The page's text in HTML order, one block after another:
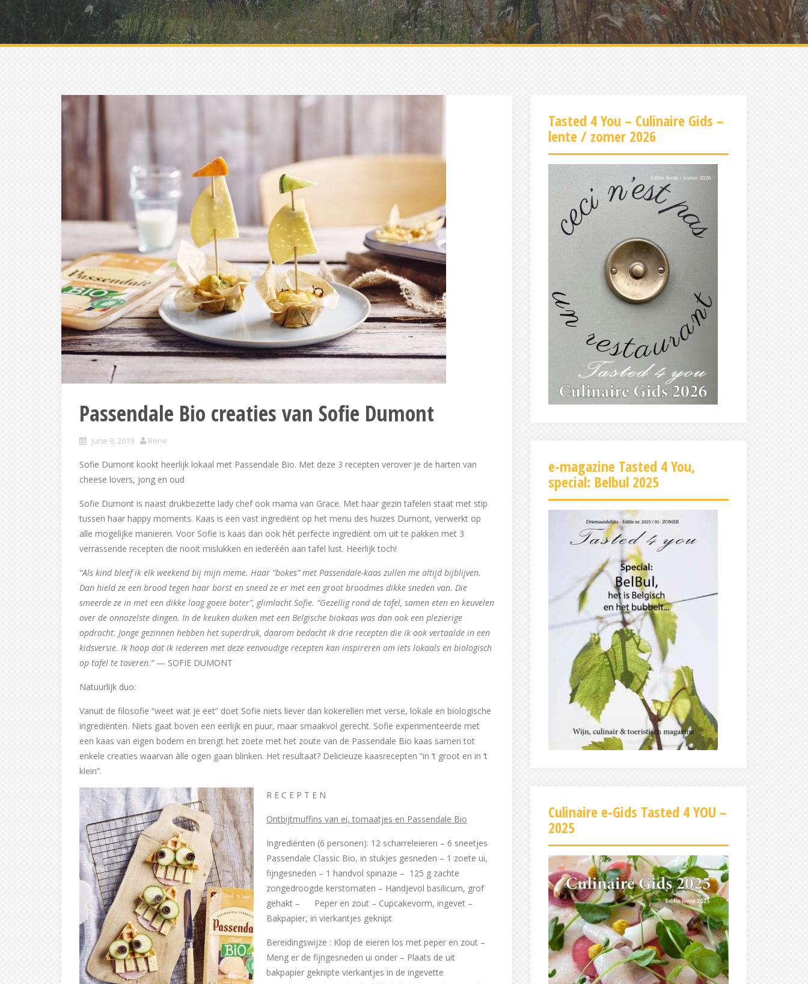
Passendale Bio creaties van Sofie Dumont
June 9, 2019 Rene
Sofie Dumont kookt heerlijk lokaal met Passendale Bio. Met deze 3 recepten verover je de harten van
cheese lovers, jong en oud
Sofie Dumont is naast drukbezette lady chef ook mama van Grace. Met haar gezin tafelen staat met stip
tussen haar happy moments. Kaas is een vast ingrediënt op het menu des huizes Dumont, verwerkt op
alle mogelijke manieren. Voor Sofie is kaas dan ook hét perfecte ingrediënt om uit te pakken met 3
verrassende recepten die nooit mislukken en iederéén aan tafel lust. Heerlijk toch!
“Als kind bleef ik elk weekend bij mijn meme. Haar “bokes” met Passendale-kaas zullen me altijd bijblijven.
Dan hield ze een brood tegen haar borst en sneed ze er met een groot broodmes dikke sneden van. Die
smeerde ze in met een dikke laag goeie boter”, glimlacht Sofie. “Gezellig rond de tafel, samen eten en keuvelen
over de onnozelste dingen. In de keuken duiken met een Belgische biokaas was dan ook een plezierige
opdracht. Jonge gezinnen hebben het superdruk, daarom bedacht ik drie recepten die ik ook vertaalde in een
kidsversie. Ik hoop dat ik iedereen met deze eenvoudige recepten kan inspireren om iets lokaals en biologisch
op tafel te toveren.“— SOFIE DUMONT
Natuurlijk duo:
Vanuit de filosofie “weet wat je eet” doet Sofie niets liever dan kokerellen met verse, lokale en biologische
ingrediënten. Niets gaat boven een eerlijk en puur, maar smaakvol gerecht. Sofie experimenteerde met
een kaas van eigen bodem en brengt het zoete met het zoute van de Passendale Bio kaas samen tot
enkele creaties waarvan àlle ogen gaan blinken. Het resultaat? Delicieuze kaasrecepten “in ‘t groot en in ‘t
klein”.
R E C E P T E N
Ontbijtmuffins van ei, tomaatjes en Passendale Bio
Ingrediënten (6 personen): 12 scharreleieren – 6 sneetjes
Passendale Classic Bio, in stukjes gesneden – 1 zoete ui,
fijngesneden – 1 handvol spinazie – 125 g zachte
zongedroogde kerstomaten – Handjevol basilicum, grof
gehakt – Peper en zout – Cupcakevorm, ingevet –
Bakpapier, in vierkantjes geknipt
Bereidingswijze : Klop de eieren los met peper en zout –
Meng er de fijngesneden ui onder – Plaats de uit
bakpapier geknipte vierkantjes in de ingevette
Tasted 4 You – Culinaire Gids –
lente / zomer 2026
e-magazine Tasted 4 You,
special: Belbul 2025
Culinaire e-Gids Tasted 4 YOU –
2025